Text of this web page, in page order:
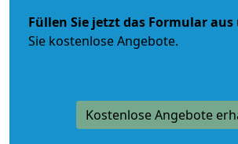
Füllen Sie jetzt das Formular aus
Sie kostenlose Angebote.
Kostenlose Angebote